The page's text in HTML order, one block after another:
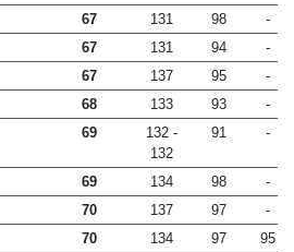
67 131 98
-
67 131 94
-
67 137 95
-
68 133 93
-
69
132 -
132
91 -
69 134 98
-
70 137 97
-
70 134 97
95